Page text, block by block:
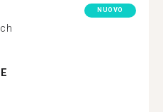
NUOVO